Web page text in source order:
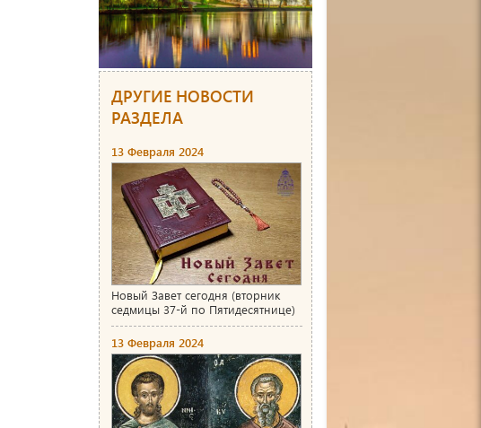
ДРУГИЕ НОВОСТИ
РАЗДЕЛА
13 Февраля 2024
Новый Завет сегодня (вторник
седмицы 37-й по Пятидесятнице)
13 Февраля 2024